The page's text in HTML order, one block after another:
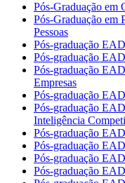
Pós-Graduação em
Pós-Graduação em
Pessoas
Pós-graduação
Pós-graduação
Pós-graduação
Empresas
Pós-graduação
Pós-graduação
Inteligência
Pós-graduação
Pós-graduação
Pós-graduação
Pós-graduação